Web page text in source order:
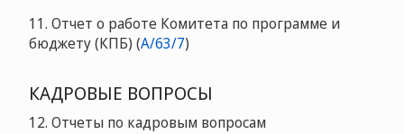
11. Отчет о работе Комитета по программе и
бюджету (КПБ) (A/63/7)
КАДРОВЫЕ ВОПРОСЫ
12. Отчеты по кадровым вопросам